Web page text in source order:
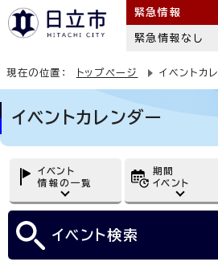
緊急情報
緊急情報なし
現在の位置： トップページ イベントカ
イベントカレンダー
イベント
情報の一覧
期間
イベント
イベント検索